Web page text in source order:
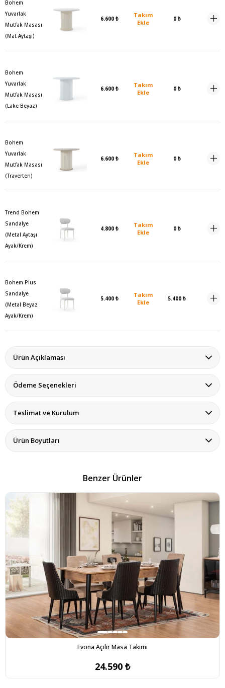
Bohem
Yuvarlak
Mutfak Masası
(Mat Aytaşı)
6.600 ₺
Takım
Ekle
0 ₺
Bohem
Yuvarlak
Mutfak Masası
(Lake Beyaz)
6.600 ₺
Takım
Ekle
0 ₺
Bohem
Yuvarlak
Mutfak Masası
(Traverten)
6.600 ₺
Takım
Ekle
0 ₺
Trend Bohem
Sandalye
(Metal Aytaşı
Ayak/Krem)
4.800 ₺
Takım
Ekle
0 ₺
Bohem Plus
Sandalye
(Metal Beyaz
Ayak/Krem)
5.400 ₺
Takım
Ekle
5.400 ₺
Ürün Açıklaması
Ödeme Seçenekleri
Teslimat ve Kurulum
Ürün Boyutları
Benzer Ürünler
Evona Açılır Masa Takımı
24.590 ₺